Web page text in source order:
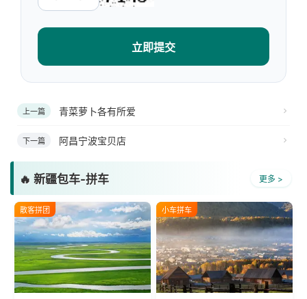
立即提交
上一篇 青菜萝卜各有所爱
下一篇 阿昌宁波宝贝店
🔥 新疆包车-拼车 更多 >
散客拼团 小车拼车